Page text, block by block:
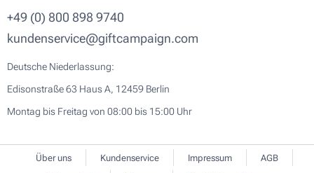
+49 (0) 800 898 9740
kundenservice@giftcampaign.com
Deutsche Niederlassung:
Edisonstraße 63 Haus A, 12459 Berlin
Montag bis Freitag von 08:00 bis 15:00 Uhr
Über uns Kundenservice Impressum
AGB